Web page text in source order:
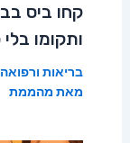
קחו ביס
ותקומו
בריאות
מאת מהממת